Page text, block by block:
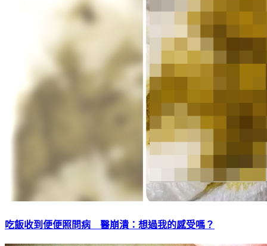
吃飯收到便便照問病 醫崩潰：想過我的感受嗎？